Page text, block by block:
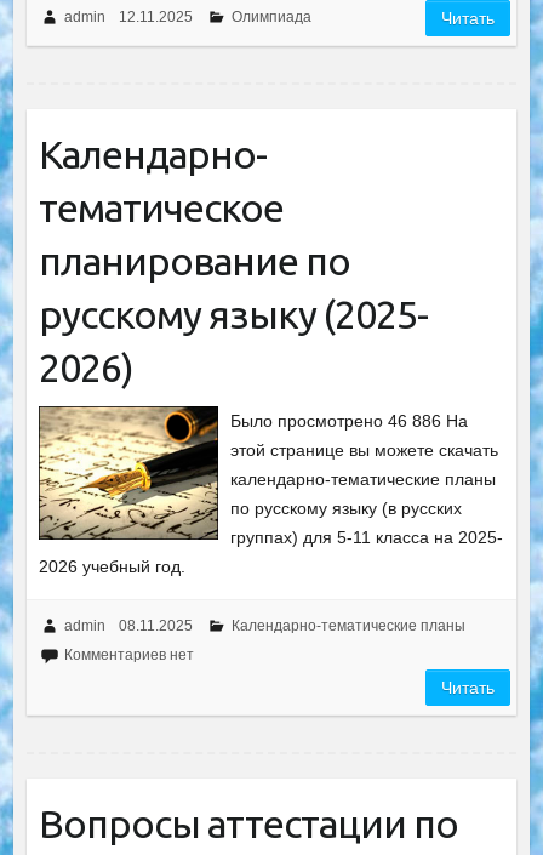
admin 12.11.2025 Олимпиада Читать
Календарно-
тематическое
планирование по
русскому языку (2025-
2026)
Было просмотрено 46 886 На
этой странице вы можете скачать
календарно-тематические планы
по русскому языку (в русских
группах) для 5-11 класса на 2025-
2026 учебный год.
admin 08.11.2025
Календарно-тематические планы
Комментариев нет
Читать
Вопросы аттестации по